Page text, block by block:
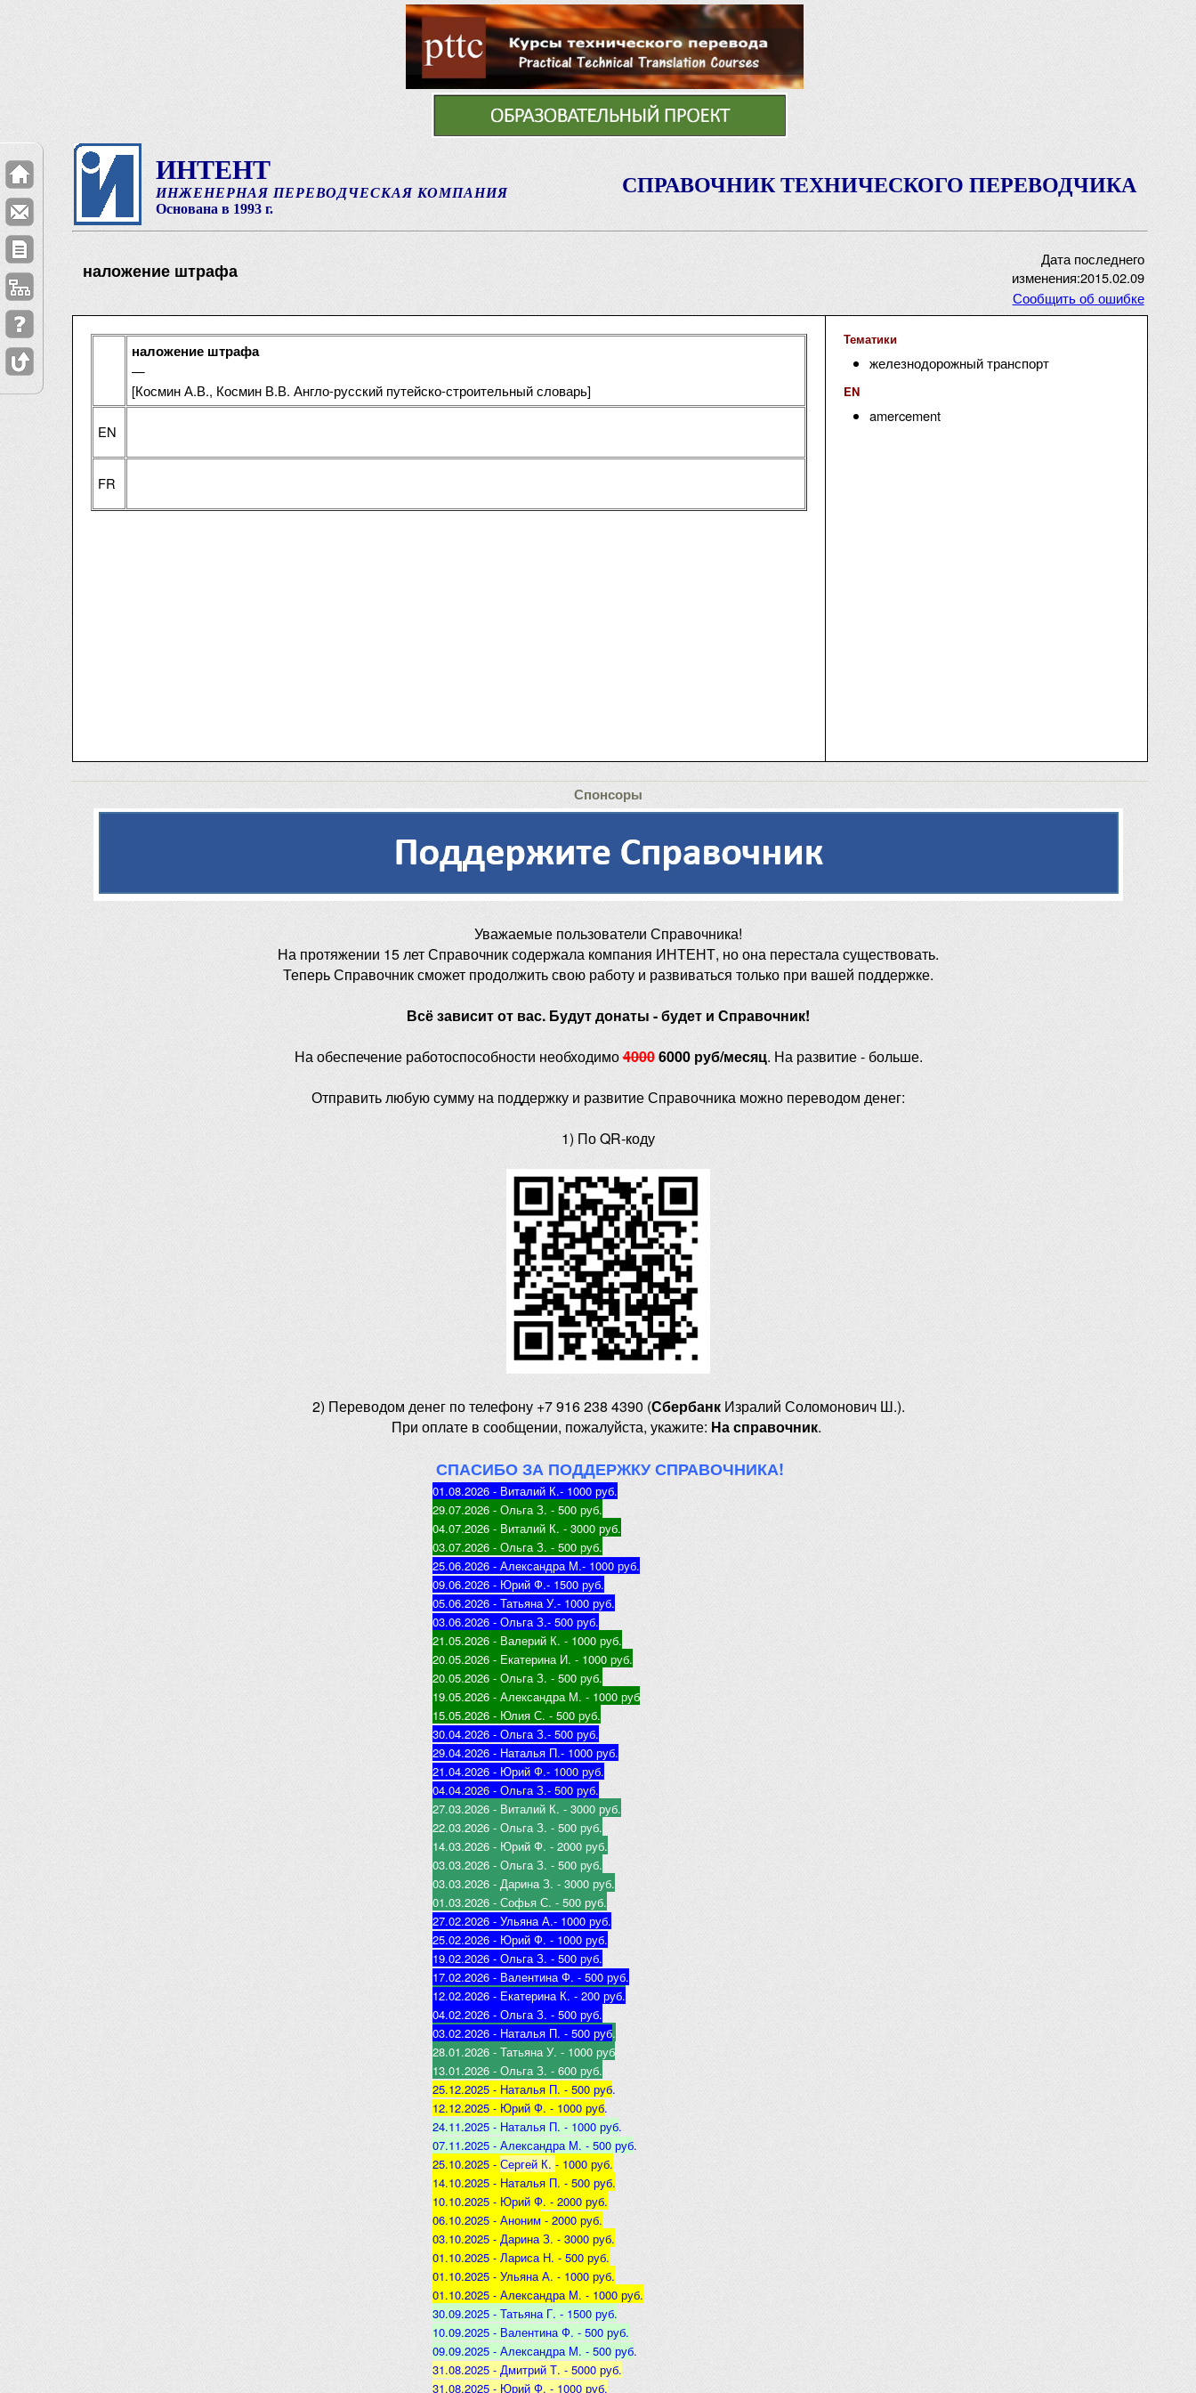
ИНТЕНТ
ИНЖЕНЕРНАЯ ПЕРЕВОДЧЕСКАЯ КОМПАНИЯ
Основана в 1993 г.
СПРАВОЧНИК ТЕХНИЧЕСКОГО ПЕРЕВОДЧИКА
наложение штрафа
Дата последнего
изменения:2015.02.09
Сообщить об ошибке
наложение штрафа
—
[Космин А.В., Космин В.В. Англо-русский путейско-строительный словарь]
EN
FR
Тематики
железнодорожный транспорт
EN
amercement
Спонсоры
Уважаемые пользователи Справочника!
На протяжении 15 лет Справочник содержала компания ИНТЕНТ, но она перестала существовать.
Теперь Справочник сможет продолжить свою работу и развиваться только при вашей поддержке.
Всё зависит от вас. Будут донаты - будет и Справочник!
На обеспечение работоспособности необходимо40006000 руб/месяц. На развитие - больше.
Отправить любую сумму на поддержку и развитие Справочника можно переводом денег:
1) По QR-коду
2) Переводом денег по телефону +7 916 238 4390 (Сбербанк Изралий Соломонович Ш.).
При оплате в сообщении, пожалуйста, укажите: На справочник.
СПАСИБО ЗА ПОДДЕРЖКУ СПРАВОЧНИКА!
01.08.2026 - Виталий К.- 1000 руб.
29.07.2026 - Ольга З. - 500 руб.
04.07.2026 - Виталий К. - 3000 руб.
03.07.2026 - Ольга З. - 500 руб.
25.06.2026 - Александра М.- 1000 руб.
09.06.2026 - Юрий Ф.- 1500 руб.
05.06.2026 - Татьяна У.- 1000 руб.
03.06.2026 - Ольга З.- 500 руб.
21.05.2026 - Валерий К. - 1000 руб.
20.05.2026 - Екатерина И. - 1000 руб.
20.05.2026 - Ольга З. - 500 руб.
19.05.2026 - Александра М. - 1000 руб
15.05.2026 - Юлия С. - 500 руб.
30.04.2026 - Ольга З.- 500 руб.
29.04.2026 - Наталья П.- 1000 руб.
21.04.2026 - Юрий Ф.- 1000 руб.
04.04.2026 - Ольга З.- 500 руб.
27.03.2026 - Виталий К. - 3000 руб.
22.03.2026 - Ольга З. - 500 руб.
14.03.2026 - Юрий Ф. - 2000 руб.
03.03.2026 - Ольга З. - 500 руб.
03.03.2026 - Дарина З. - 3000 руб.
01.03.2026 - Софья С. - 500 руб.
27.02.2026 - Ульяна А.- 1000 руб.
25.02.2026 - Юрий Ф. - 1000 руб.
19.02.2026 - Ольга З. - 500 руб.
17.02.2026 - Валентина Ф. - 500 руб.
12.02.2026 - Екатерина К. - 200 руб.
04.02.2026 - Ольга З. - 500 руб.
03.02.2026 - Наталья П. - 500 руб.
28.01.2026 - Татьяна У. - 1000 руб
13.01.2026 - ОльгаЗ. - 600 руб.
25.12.2025 - Наталья П. - 500 руб.
12.12.2025 - Юрий Ф. - 1000 руб.
24.11.2025 - Наталья П. - 1000 руб.
07.11.2025 - Александра М. - 500 руб.
25.10.2025 - Сергей К. - 1000 руб.
14.10.2025 - Наталья П. - 500 руб.
10.10.2025 - Юрий Ф. - 2000 руб.
06.10.2025 - Аноним - 2000 руб.
03.10.2025 - Дарина З. - 3000 руб.
01.10.2025 - Лариса Н. - 500 руб.
01.10.2025 - Ульяна А. - 1000 руб.
01.10.2025 - Александра М. - 1000 руб.
30.09.2025 - Татьяна Г. - 1500 руб.
10.09.2025 - Валентина Ф. - 500 руб.
09.09.2025 - Александра М. - 500 руб.
31.08.2025 - Дмитрий Т. - 5000 руб.
31.08.2025 - Юрий Ф. - 1000 руб.